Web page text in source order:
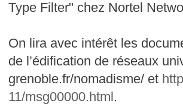
Type Filter" chez Nortel
On lira avec intérêt les
de l’édification de réseaux
grenoble.fr/nomadisme/et
11/msg00000.html.